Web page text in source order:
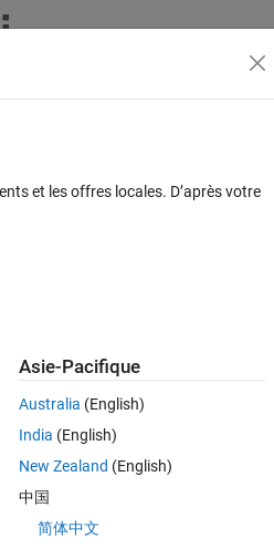
Connectez-vous pour
Connectez-vous
le 2 Nov 2021
et les offres locales. D’après votre
Asie-Pacifique
Australia (English)
India (English)
New Zealand (English)
中国
简体中文